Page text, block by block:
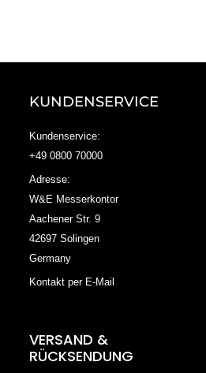
KUNDENSERVICE
Kundenservice:
+49 0800 70000
Adresse:
W&E Messerkontor
Aachener Str. 9
42697 Solingen
Germany
Kontakt per E-Mail
VERSAND &
RÜCKSENDUNG